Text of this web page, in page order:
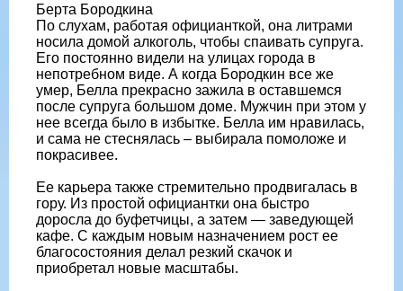
Берта Бородкина
По слухам, работая официанткой, она литрами
носила домой алкоголь, чтобы спаивать супруга.
Его постоянно видели на улицах города в
непотребном виде. А когда Бородкин все же
умер, Белла прекрасно зажила в оставшемся
после супруга большом доме. Мужчин при этом у
нее всегда было в избытке. Белла им нравилась,
и сама не стеснялась – выбирала помоложе и
покрасивее.
Ее карьера также стремительно продвигалась в
гору. Из простой официантки она быстро
доросла до буфетчицы, а затем — заведующей
кафе. С каждым новым назначением рост ее
благосостояния делал резкий скачок и
приобретал новые масштабы.